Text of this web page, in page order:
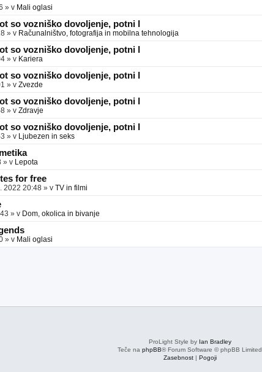
» v Mali oglasi
so vozniško dovoljenje, potni l
» v Računalništvo, fotografija in mobilna tehnologija
so vozniško dovoljenje, potni l
» v Kariera
so vozniško dovoljenje, potni l
» v Zvezde
so vozniško dovoljenje, potni l
» v Zdravje
so vozniško dovoljenje, potni l
» v Ljubezen in seks
» v Lepota
for free
2022 20:48 » v TV in filmi
» v Dom, okolica in bivanje
» v Mali oglasi
ProLight Style by Ian Bradley
Teče na phpBB® Forum Software © phpBB Limited
Zasebnost| Pogoji